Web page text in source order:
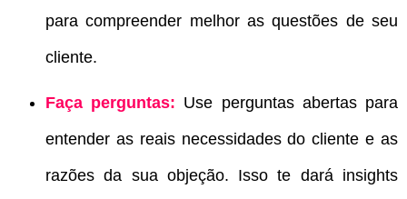
para compreender melhor as questões de seu
cliente.
Faça perguntas: Use perguntas abertas para
entender as reais necessidades do cliente e as
razões da sua objeção. Isso te dará insights